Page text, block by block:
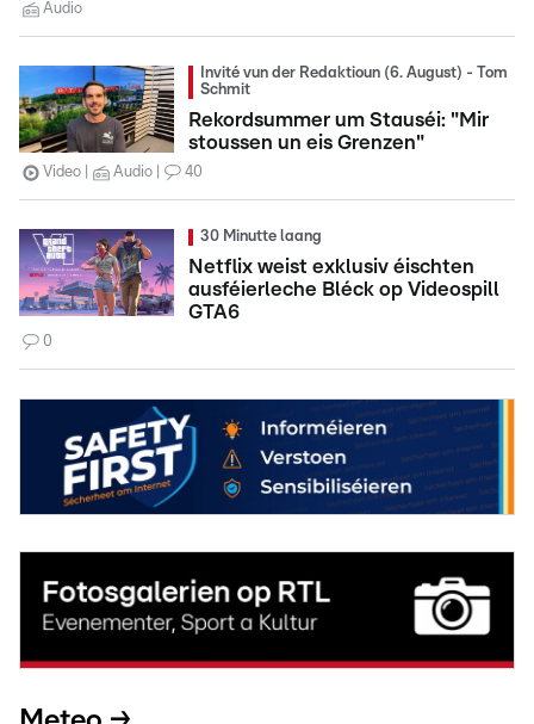
Audio
Invité vun der Redaktioun (6. August) - Tom
Schmit
Rekordsummer um Stauséi: "Mir
stoussen un eis Grenzen"
Video Audio 40
30 Minutte laang
Netflix weist exklusiv éischten
ausféierleche Bléck op Videospill
GTA6
0